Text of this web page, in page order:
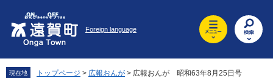
先
頭
を
飛
Foreign language
現在地 トップページ > 広報おんが > 広報おんが 昭和63年8月25日号